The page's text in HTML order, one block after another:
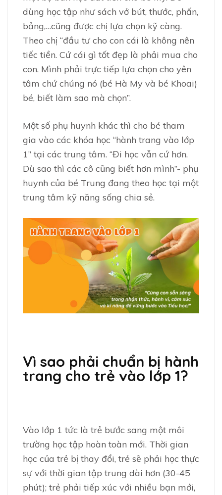
dùng học tập như sách vở bút, thước, phấn,
bảng,…cũng được chị lựa chọn kỹ càng.
Theo chị “đầu tư cho con cái là không nên
tiếc tiền. Cứ cái gì tốt đẹp là phải mua cho
con. Mình phải trực tiếp lựa chọn cho yên
tâm chứ chúng nó (bé Hà My và bé Khoai)
bé, biết làm sao mà chọn”.
Một số phụ huynh khác thì cho bé tham
gia vào các khóa học “hành trang vào lớp
1” tại các trung tâm. “Đi học vẫn cứ hơn.
Dù sao thì các cô cũng biết hơn mình”- phụ
huynh của bé Trung đang theo học tại một
trung tâm kỹ năng sống chia sẻ.
Vì sao phải chuẩn bị hành
trang cho trẻ vào lớp 1?
Vào lớp 1 tức là trẻ bước sang một môi
trường học tập hoàn toàn mới. Thời gian
học của trẻ bị thay đổi, trẻ sẽ phải học thực
sự với thời gian tập trung dài hơn (30-45
phút); trẻ phải tiếp xúc với nhiều bạn mới,